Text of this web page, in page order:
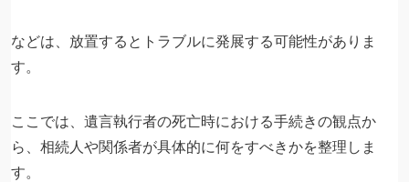
などは、放置するとトラブルに発展する可能性がありま
す。
ここでは、遺言執行者の死亡時における手続きの観点か
ら、相続人や関係者が具体的に何をすべきかを整理しま
す。